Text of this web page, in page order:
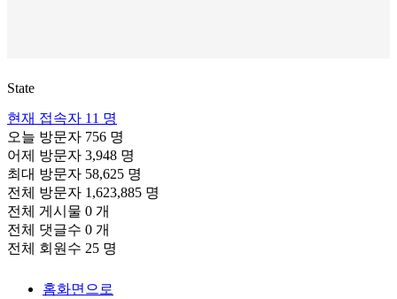
State
현재 접속자 11 명
오늘 방문자 756 명
어제 방문자 3,948 명
최대 방문자 58,625 명
전체 방문자 1,623,885 명
전체 게시물 0 개
전체 댓글수 0 개
전체 회원수 25 명
홈화면으로